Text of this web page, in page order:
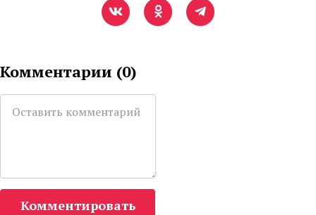
Комментарии (0)
Комментировать